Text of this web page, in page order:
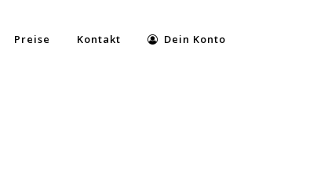
Preise Kontakt Dein Konto